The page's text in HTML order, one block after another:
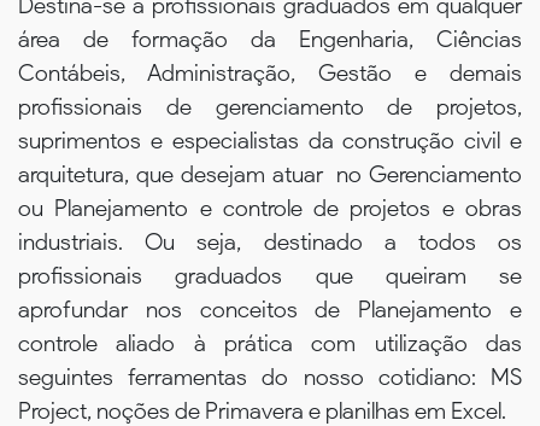
área de formação da Engenharia, Ciências
Contábeis, Administração, Gestão e demais
profissionais de gerenciamento de projetos,
suprimentos e especialistas da construção civil e
arquitetura, que desejam atuar no Gerenciamento
ou Planejamento e controle de projetos e obras
industriais. Ou seja, destinado a todos os
profissionais graduados que queiram se
aprofundar nos conceitos de Planejamento e
controle aliado à prática com utilização das
seguintes ferramentas do nosso cotidiano: MS
Project, noções de Primavera e planilhas em Excel.